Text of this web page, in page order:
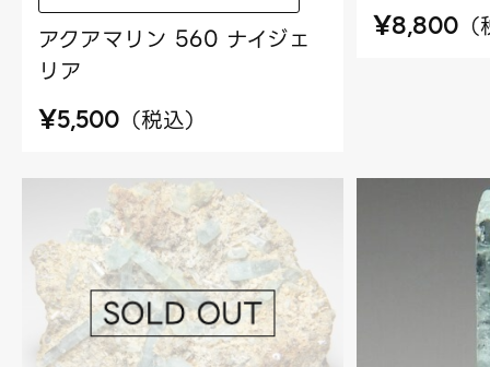
アクアマリン 560 ナイジェ
リア
¥5,500 （税込）
¥8,800 （